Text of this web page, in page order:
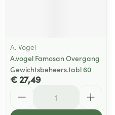
A. Vogel
A.vogel Famosan Overgang
Gewichtsbeheers.tabl 60
€ 27,49